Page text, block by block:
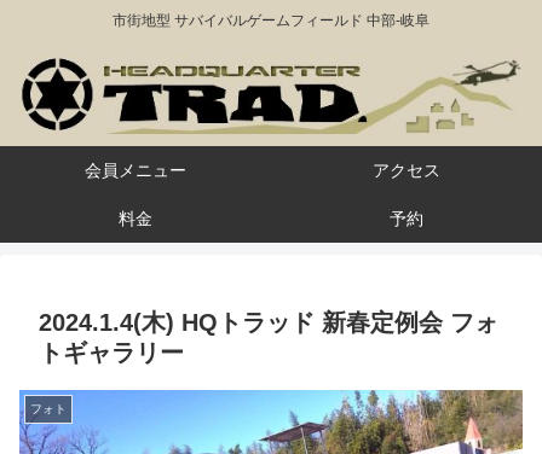
市街地型 サバイバルゲームフィールド 中部-岐阜
会員メニュー アクセス
料金 予約
2024.1.4(木) HQトラッド 新春定例会 フォ
トギャラリー
フォト